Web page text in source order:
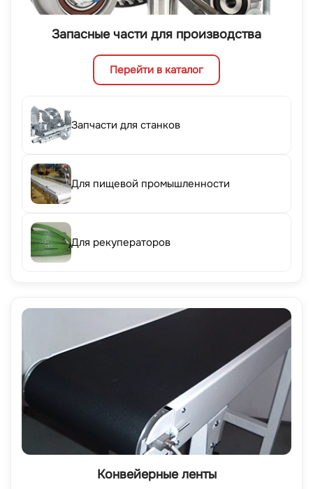
Запасные части для производства
Перейти в каталог
Запчасти для станков
Для пищевой промышленности
Для рекуператоров
Конвейерные ленты